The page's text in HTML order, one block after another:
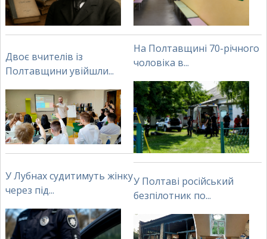
Двоє вчителів із
Полтавщини увійшли...
На Полтавщині 70-річного
чоловіка в...
У Лубнах судитимуть жінку
через під...
У Полтаві російський
безпілотник по...